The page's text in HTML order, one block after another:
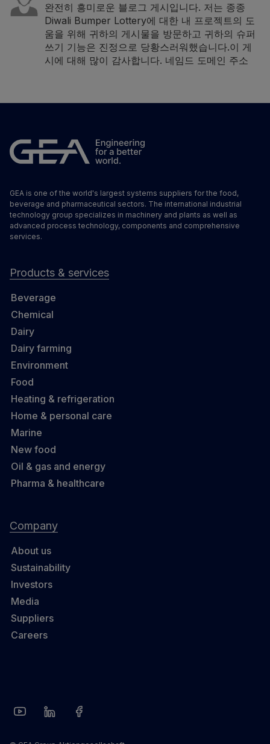
완전히 흥미로운 블로그 게시입니다. 저는 종종
Diwali Bumper Lottery에 대한 내 프로젝트의 도
움을 위해 귀하의 게시물을 방문하고 귀하의 슈퍼
쓰기 기능은 진정으로 당황스러워했습니다.이 게
시에 대해 많이 감사합니다. 네임드 도메인 주소
GEA is one of the world's largest systems suppliers for the food,
beverage and pharmaceutical sectors. The international industrial
technology group specializes in machinery and plants as well as
advanced process technology, components and comprehensive
services.
Products & services
Beverage
Chemical
Dairy
Dairy farming
Environment
Food
Heating & refrigeration
Home & personal care
Marine
New food
Oil & gas and energy
Pharma & healthcare
Company
About us
Sustainability
Investors
Media
Suppliers
Careers